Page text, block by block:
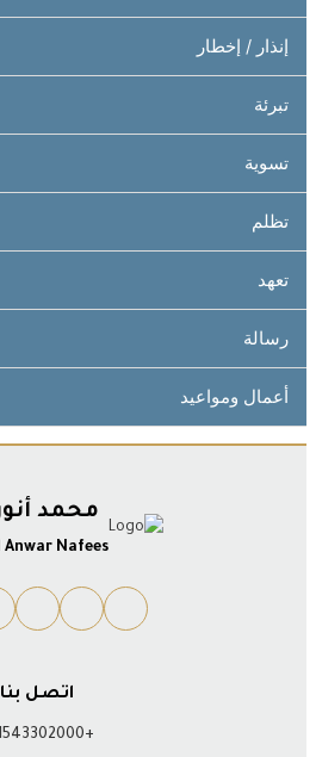
إنذار / إخطار
تبرئة
تسوية
تظلم
تعهد
رسالة
أعمال ومواعيد
محمد
Nafees
اتصل بنا
+971543302000